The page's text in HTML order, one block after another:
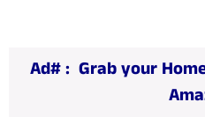
Ad# : Grab your